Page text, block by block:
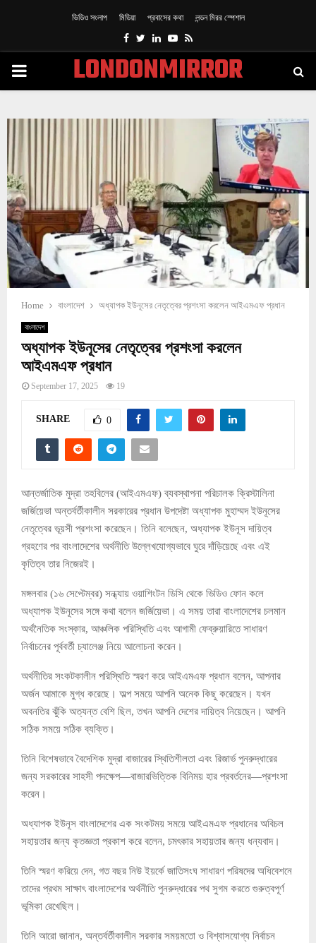
ভিডিও সংলাপ মিডিয়া প্রবাসের কথা লন্ডন মিরর স্পেশাল
FacebookTwitter
Linkedin
Youtube
Rss
PRIMARYLONDONMIRROR
Home বাংলাদেশ অধ্যাপক ইউনূসের নেতৃত্বের প্রশংসা করলেন আইএমএফ প্রধান
বাংলাদেশ
অধ্যাপক ইউনূসের নেতৃত্বের প্রশংসা করলেন
আইএমএফ প্রধান
September 17, 2025 19
SHARE 0
আন্তর্জাতিক মুদ্রা তহবিলের (আইএমএফ) ব্যবস্থাপনা পরিচালক ক্রিস্টালিনা
জর্জিয়েভা অন্তর্বর্তীকালীন সরকারের প্রধান উপদেষ্টা অধ্যাপক মুহাম্মদ ইউনূসের
নেতৃত্বের ভূয়সী প্রশংসা করেছেন। তিনি বলেছেন, অধ্যাপক ইউনূস দায়িত্ব
গ্রহণের পর বাংলাদেশের অর্থনীতি উল্লেখযোগ্যভাবে ঘুরে দাঁড়িয়েছে এবং এই
কৃতিত্ব তার নিজেরই।
মঙ্গলবার (১৬ সেপ্টেম্বর) সন্ধ্যায় ওয়াশিংটন ডিসি থেকে ভিডিও ফোন কলে
অধ্যাপক ইউনূসের সঙ্গে কথা বলেন জর্জিয়েভা। এ সময় তারা বাংলাদেশের চলমান
অর্থনৈতিক সংস্কার, আঞ্চলিক পরিস্থিতি এবং আগামী ফেব্রুয়ারিতে সাধারণ
নির্বাচনের পূর্ববর্তী চ্যালেঞ্জ নিয়ে আলোচনা করেন।
অর্থনীতির সংকটকালীন পরিস্থিতি স্মরণ করে আইএমএফ প্রধান বলেন, আপনার
অর্জন আমাকে মুগ্ধ করেছে। অল্প সময়ে আপনি অনেক কিছু করেছেন। যখন
অবনতির ঝুঁকি অত্যন্ত বেশি ছিল, তখন আপনি দেশের দায়িত্ব নিয়েছেন। আপনি
সঠিক সময়ে সঠিক ব্যক্তি।
তিনি বিশেষভাবে বৈদেশিক মুদ্রা বাজারের স্থিতিশীলতা এবং রিজার্ভ পুনরুদ্ধারের
জন্য সরকারের সাহসী পদক্ষেপ—বাজারভিত্তিক বিনিময় হার প্রবর্তনের—প্রশংসা
করেন।
অধ্যাপক ইউনূস বাংলাদেশের এক সংকটময় সময়ে আইএমএফ প্রধানের অবিচল
সহায়তার জন্য কৃতজ্ঞতা প্রকাশ করে বলেন, চমৎকার সহায়তার জন্য ধন্যবাদ।
তিনি স্মরণ করিয়ে দেন, গত বছর নিউ ইয়র্কে জাতিসংঘ সাধারণ পরিষদের অধিবেশনে
তাদের প্রথম সাক্ষাৎ বাংলাদেশের অর্থনীতি পুনরুদ্ধারের পথ সুগম করতে গুরুত্বপূর্ণ
ভূমিকা রেখেছিল।
তিনি আরো জানান, অন্তর্বর্তীকালীন সরকার সময়মতো ও বিশ্বাসযোগ্য নির্বাচন